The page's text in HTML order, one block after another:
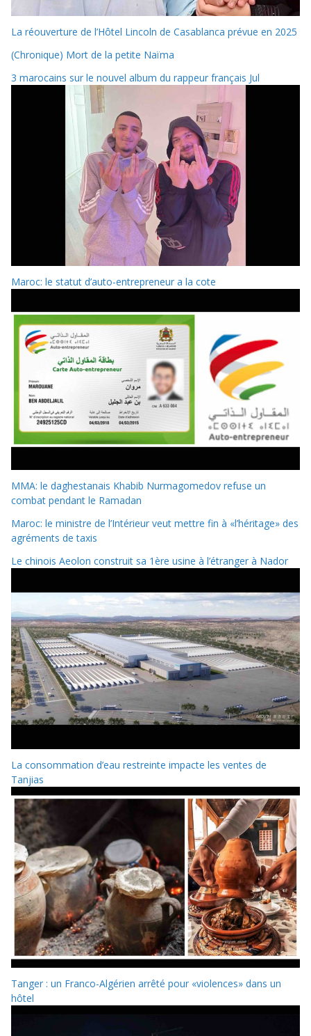
La réouverture de l’Hôtel Lincoln de Casablanca prévue en 2025
(Chronique) Mort de la petite Naïma
3 marocains sur le nouvel album du rappeur français Jul
Maroc: le statut d’auto-entrepreneur a la cote
MMA: le daghestanais Khabib Nurmagomedov refuse un
combat pendant le Ramadan
Maroc: le ministre de l’Intérieur veut mettre fin à «l’héritage» des
agréments de taxis
Le chinois Aeolon construit sa 1ère usine à l’étranger à Nador
La consommation d’eau restreinte impacte les ventes de
Tanjias
Tanger : un Franco-Algérien arrêté pour «violences» dans un
hôtel